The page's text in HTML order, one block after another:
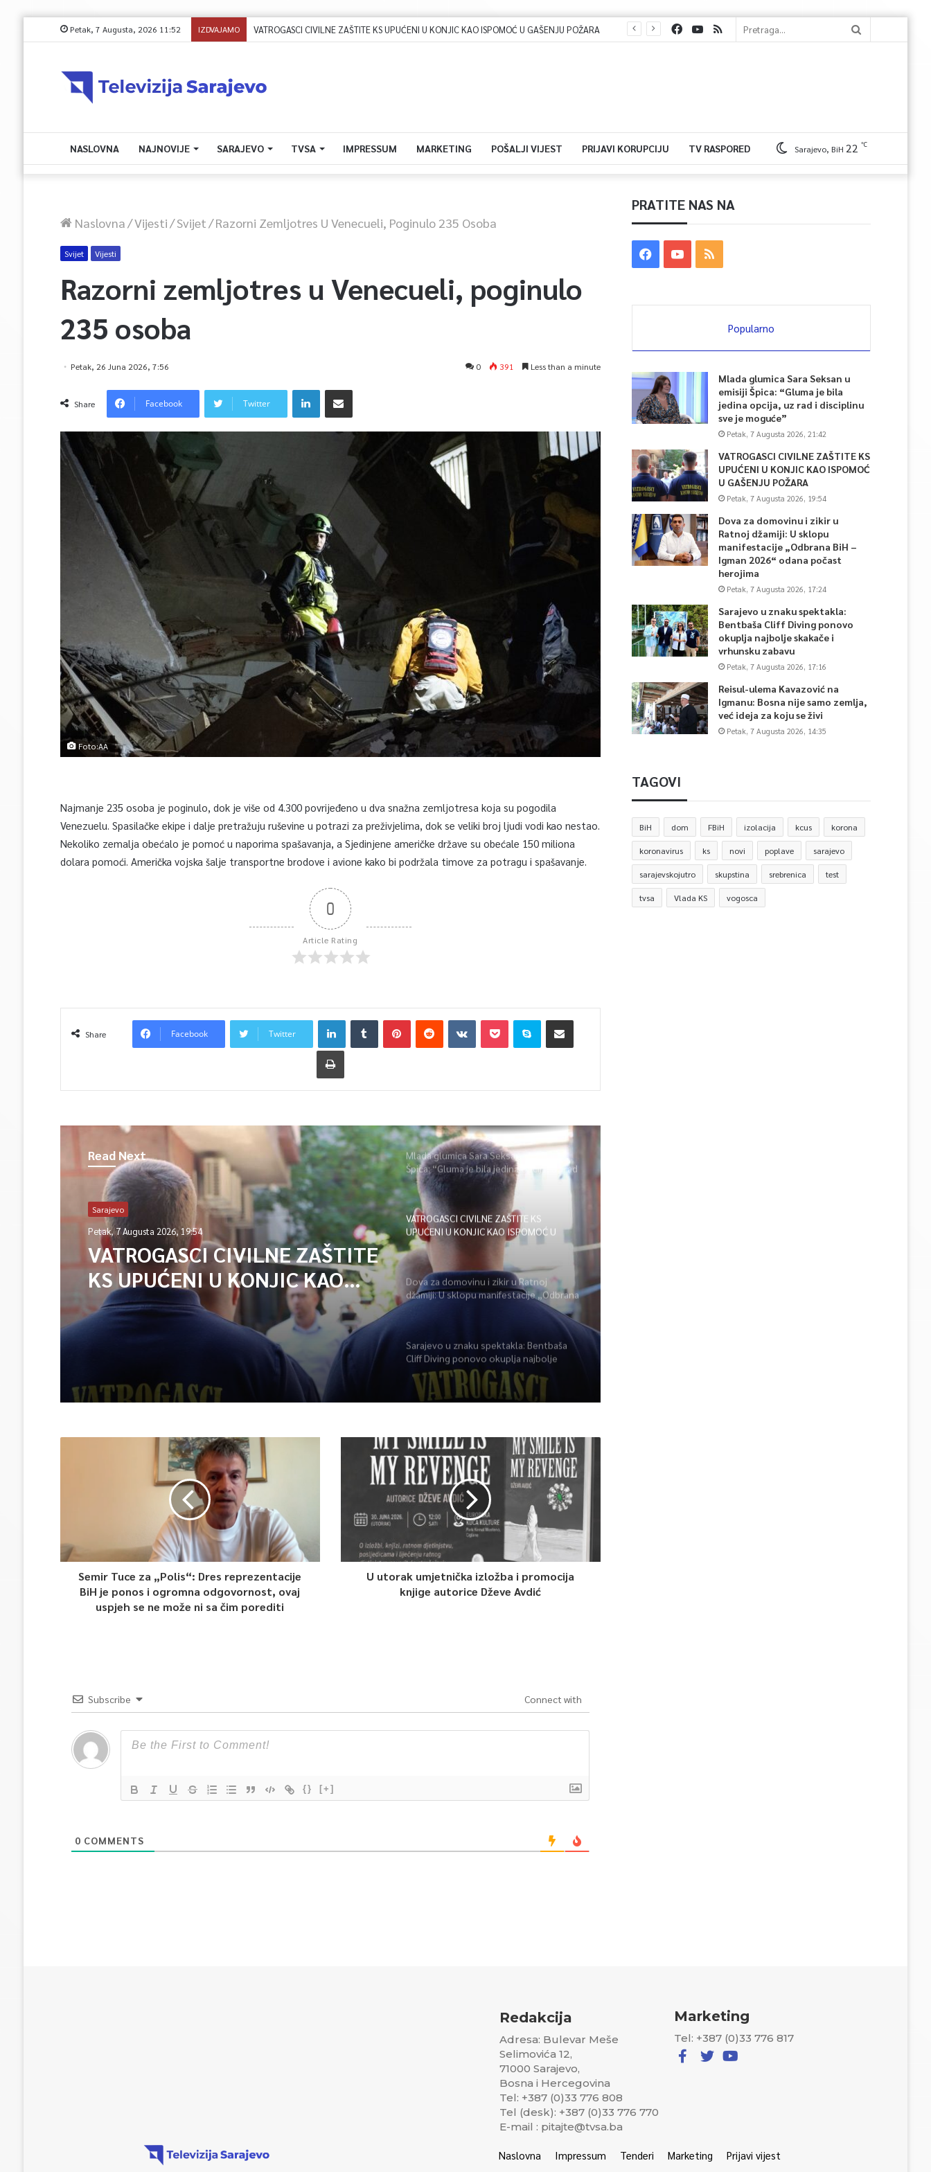
Petak, 7 Augusta, 2026 11:52 IZDVAJAMO VATROGASCI CIVILNE ZAŠTITE KS UPUĆENI U KONJIC KAO ISPOMOĆ U GAŠENJU POŽARA
NASLOVNA NAJNOVIJE SARAJEVO TVSA IMPRESSUM MARKETING POŠALJI VIJEST PRIJAVI KORUPCIJU TV RASPORED Sarajevo, BiH 22 ℃
Naslovna/Vijesti/Svijet/Razorni Zemljotres U Venecueli, Poginulo 235 Osoba
Svijet Vijesti
Razorni zemljotres u Venecueli, poginulo
235 osoba
Petak, 26 Juna 2026, 7:56 0 391 Less than a minute
Share Facebook Twitter
Foto:AA
Najmanje 235 osoba je poginulo, dok je više od 4.300 povrijeđeno u dva snažna zemljotresa koja su pogodila
Venezuelu. Spasilačke ekipe i dalje pretražuju ruševine u potrazi za preživjelima, dok se veliki broj ljudi vodi kao nestao.
Nekoliko zemalja obećalo je pomoć u naporima spašavanja, a Sjedinjene američke države su obećale 150 miliona
dolara pomoći. Američka vojska šalje transportne brodove i avione kako bi podržala timove za potragu i spašavanje.
0
Article Rating
Share Facebook Twitter
Read Next
Sarajevo
Petak, 7 Augusta 2026, 19:54
VATROGASCI CIVILNE ZAŠTITE
KS UPUĆENI U KONJIC KAO
ISPOMOĆ U GAŠENJU POŽARA
Mlada glumica Sara Seksan u emisiji
Špica: “Gluma je bila jedina opcija, uz rad
i disciplinu sve je moguće”
VATROGASCI CIVILNE ZAŠTITE KS
UPUĆENI U KONJIC KAO ISPOMOĆ U
GAŠENJU POŽARA
Dova za domovinu i zikir u Ratnoj
džamiji: U sklopu manifestacije „Odbrana
BiH – Igman 2026“ odana počast
Sarajevo u znaku spektakla: Bentbaša
Cliff Diving ponovo okuplja najbolje
skakače i vrhunsku zabavu
Semir Tuce za „Polis“: Dres reprezentacije
BiH je ponos i ogromna odgovornost, ovaj
uspjeh se ne može ni sa čim porediti
U utorak umjetnička izložba i promocija
knjige autorice Dževe Avdić
Subscribe Connect with
{} [+]
0 COMMENTS
PRATITE NAS NA
Popularno
Mlada glumica Sara Seksan u
emisiji Špica: “Gluma je bila
jedina opcija, uz rad i disciplinu
sve je moguće”
Petak, 7 Augusta 2026, 21:42
VATROGASCI CIVILNE ZAŠTITE KS
UPUĆENI U KONJIC KAO ISPOMOĆ
U GAŠENJU POŽARA
Petak, 7 Augusta 2026, 19:54
Dova za domovinu i zikir u
Ratnoj džamiji: U sklopu
manifestacije „Odbrana BiH –
Igman 2026“ odana počast
herojima
Petak, 7 Augusta 2026, 17:24
Sarajevo u znaku spektakla:
Bentbaša Cliff Diving ponovo
okuplja najbolje skakače i
vrhunsku zabavu
Petak, 7 Augusta 2026, 17:16
Reisul-ulema Kavazović na
Igmanu: Bosna nije samo zemlja,
već ideja za koju se živi
Petak, 7 Augusta 2026, 14:35
TAGOVI
BiH dom FBiH izolacija kcus korona
koronavirus ks novi poplave sarajevo
sarajevskojutro skupstina srebrenica test
tvsa Vlada KS vogosca
Redakcija
Adresa: Bulevar Meše
Selimovića 12,
71000 Sarajevo,
Bosna i Hercegovina
Tel: +387 (0)33 776 808
Tel (desk): +387 (0)33 776 770
E-mail : pitajte@tvsa.ba
Marketing
Tel: +387 (0)33 776 817
Naslovna Impressum Tenderi Marketing Prijavi vijest